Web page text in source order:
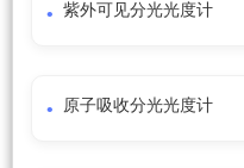
紫外可见分光光度计
原子吸收分光光度计